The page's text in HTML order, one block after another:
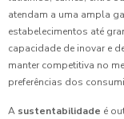
atendam a uma ampla
estabelecimentos até
capacidade de inovar e
manter competitiva no
preferências dos
A sustentabilidade é